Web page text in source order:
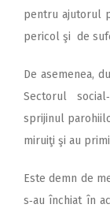
pentru ajutorul
pericol şi de
De asemenea,
Sectorul
sprijinul
miruiţi şi au
Este demn de
s‑au închiat în